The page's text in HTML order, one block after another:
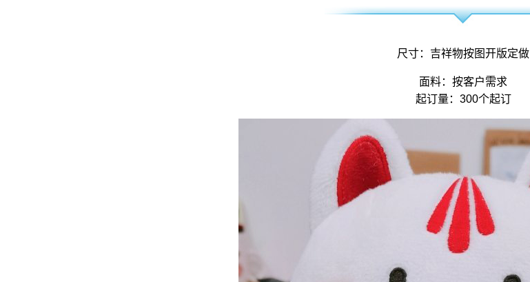
尺寸： 吉祥物按图开版定做
面料：按客户需求
起订量：300个起订